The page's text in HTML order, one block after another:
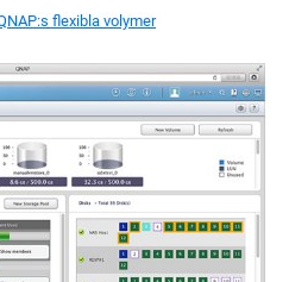
flexibla volymer